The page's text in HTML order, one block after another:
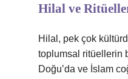
Hilal ve
Hilal, pek çok
toplumsal ritüellerin
Doğu’da ve İslam